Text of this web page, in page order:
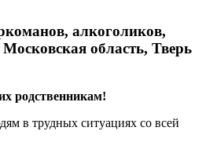
алкоголиков,
область, Тверь
родственникам!
в трудных ситуациях со всей